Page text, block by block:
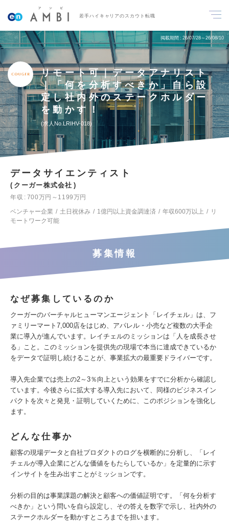
若手ハイキャリアのスカウト転職
掲載期間 26/07/28～26/08/10
リモート可｜データアナリスト
｜「何を分析すべきか」自ら設
定し社内外のステークホルダー
を動かす！
求人No.LRIHV-018
データサイエンティスト
クーガー株式会社
年収
700万円～1199万円
ベンチャー企業
土日祝休み 1億円以上資金調達済 年収600万以上
リ
モートワーク可能
募集情報
なぜ募集しているのか
クーガーのバーチャルヒューマンエージェント「レイチェル」は、フ
ァミリーマート7,000店をはじめ、アパレル・小売など複数の大手企
業に導入が進んでいます。レイチェルのミッションは「人を成長させ
る」こと。このミッションを提供先の現場で本当に達成できているか
をデータで証明し続けることが、事業拡大の最重要ドライバーです。
導入先企業では売上の2～3％向上という効果をすでに分析から確認し
ています。今後さらに拡大する導入先において、同様のビジネスイン
パクトを次々と発見・証明していくために、このポジションを強化し
ます。
どんな仕事か
顧客の現場データと自社プロダクトのログを横断的に分析し、「レイ
チェルが導入企業にどんな価値をもたらしているか」を定量的に示す
インサイトを生み出すことがミッションです。
分析の目的は事業課題の解決と顧客への価値証明です。「何を分析す
べきか」という問いを自ら設定し、その答えを数字で示し、社内外の
ステークホルダーを動かすところまでを担います。